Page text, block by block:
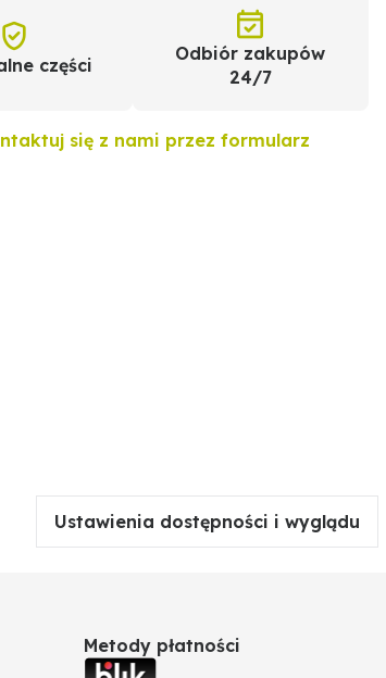
części
Odbiór zakupów
24/7
się z nami przez formularz
Ustawienia dostępności i wyglądu
Metody płatności